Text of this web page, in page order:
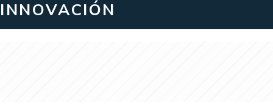
INNOVACIÓN